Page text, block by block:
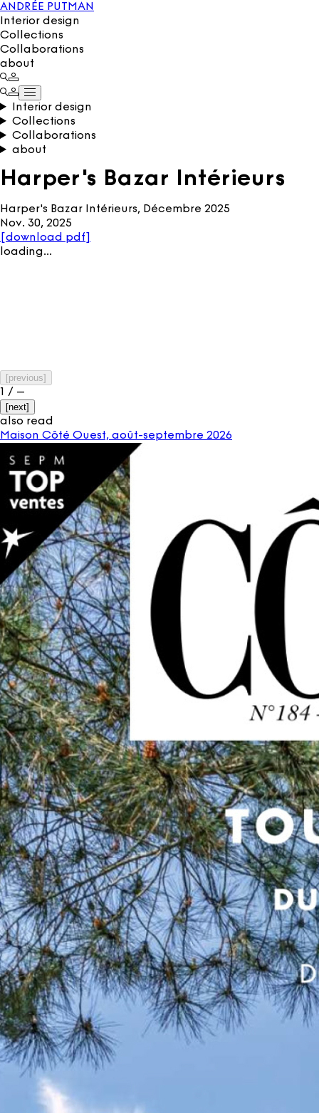
ANDRÉE PUTMAN
Interior design
Collections
Collaborations
about
Interior design
Collections
Collaborations
about
Harper's Bazar Intérieurs
Harper's Bazar Intérieurs, Décembre 2025
Nov. 30, 2025
download pdf
loading…
[previous]
1 / –
[next]
also read
Maison Côté Ouest, août-septembre 2026